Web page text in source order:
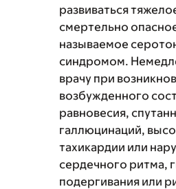
развиваться
смертельно
называемое
синдромом.
врачу при
возбужденного
равновесия,
галлюцинаций,
тахикардии или
сердечного ритма,
подергивания или